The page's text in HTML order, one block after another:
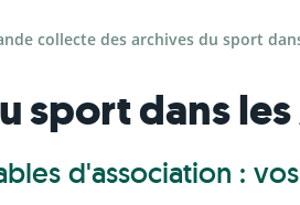
collecte des archives du sport
sport dans
d'association :